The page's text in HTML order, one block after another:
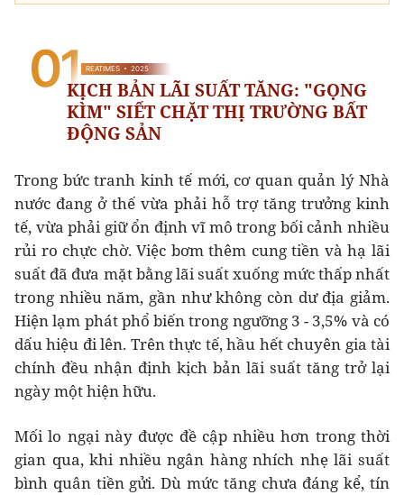
Trong bức tranh kinh tế mới, cơ quan quản lý Nhà
nước đang ở thế vừa phải hỗ trợ tăng trưởng kinh
tế, vừa phải giữ ổn định vĩ mô trong bối cảnh nhiều
rủi ro chực chờ. Việc bơm thêm cung tiền và hạ lãi
suất đã đưa mặt bằng lãi suất xuống mức thấp nhất
trong nhiều năm, gần như không còn dư địa giảm.
Hiện lạm phát phổ biến trong ngưỡng 3 - 3,5% và có
dấu hiệu đi lên. Trên thực tế, hầu hết chuyên gia tài
chính đều nhận định kịch bản lãi suất tăng trở lại
ngày một hiện hữu.
Mối lo ngại này được đề cập nhiều hơn trong thời
gian qua, khi nhiều ngân hàng nhích nhẹ lãi suất
bình quân tiền gửi. Dù mức tăng chưa đáng kể, tín